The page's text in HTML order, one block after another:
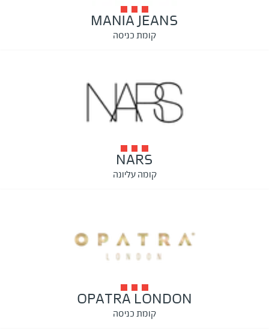
MANIA JEANS
קומת כניסה
NARS
קומה עליונה
OPATRA LONDON
קומת כניסה